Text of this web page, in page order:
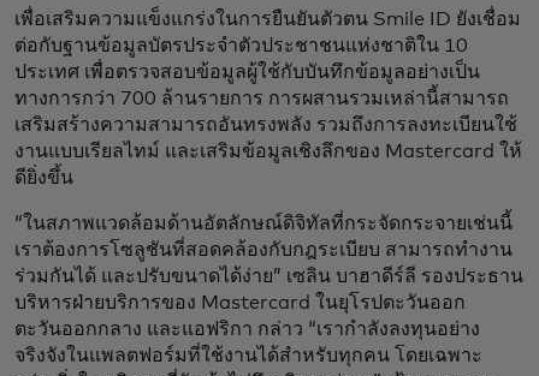
เพื่อเสริมความแข็งแกร่งในการยืนยันตัวตน Smile ID ยังเชื่อม
ต่อกับฐานข้อมูลบัตรประจำตัวประชาชนแห่งชาติใน 10
ประเทศ เพื่อตรวจสอบข้อมูลผู้ใช้กับบันทึกข้อมูลอย่างเป็น
ทางการกว่า 700 ล้านรายการ การผสานรวมเหล่านี้สามารถ
เสริมสร้างความสามารถอันทรงพลัง รวมถึงการลงทะเบียนใช้
งานแบบเรียลไทม์ และเสริมข้อมูลเชิงลึกของ Mastercard ให้
ดียิ่งขึ้น
“ในสภาพแวดล้อมด้านอัตลักษณ์ดิจิทัลที่กระจัดกระจายเช่นนี้
เราต้องการโซลูชันที่สอดคล้องกับกฎระเบียบ สามารถทำงาน
ร่วมกันได้ และปรับขนาดได้ง่าย” เซลิน บาฮาดีร์ลี รองประธาน
บริหารฝ่ายบริการของ Mastercard ในยุโรปตะวันออก
ตะวันออกกลาง และแอฟริกา กล่าว “เรากำลังลงทุนอย่าง
จริงจังในแพลตฟอร์มที่ใช้งานได้สำหรับทุกคน โดยเฉพาะ